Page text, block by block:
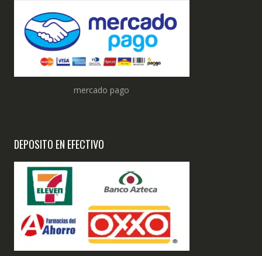
mercado pago
DEPOSITO EN EFECTIVO